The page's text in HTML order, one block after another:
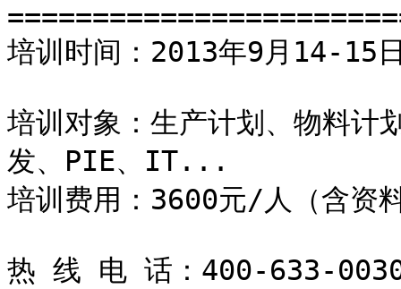
培训时间：2013年9月14-15
培训对象：生产计划、物料计
发、PIE、IT...
培训费用：3600元/人（含资
热 线 电 话：400-633-